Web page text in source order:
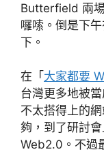
Butterfield 兩
囉嗦。倒是下
下。
在「 大家都要
台灣更多地被
不太搭得上的
夠，到了研討
Web2.0。不過